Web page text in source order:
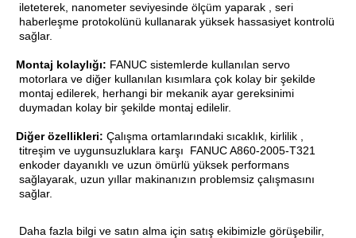
ileteterek, nanometer seviyesinde ölçüm yaparak , seri
haberleşme protokolünü kullanarak yüksek hassasiyet kontrolü
sağlar.
Montaj kolaylığı: FANUC sistemlerde kullanılan servo
motorlara ve diğer kullanılan kısımlara çok kolay bir şekilde
montaj edilerek, herhangi bir mekanik ayar gereksinimi
duymadan kolay bir şekilde montaj edilelir.
Diğer özellikleri: Çalışma ortamlarındaki sıcaklık, kirlilik ,
titreşim ve uygunsuzluklara karşı
FANUC A860-2005-T321
enkoder dayanıklı ve uzun ömürlü yüksek performans
sağlayarak, uzun yıllar makinanızın problemsiz çalışmasını
sağlar.
Daha fazla bilgi ve satın alma için satış ekibimizle görüşebilir,